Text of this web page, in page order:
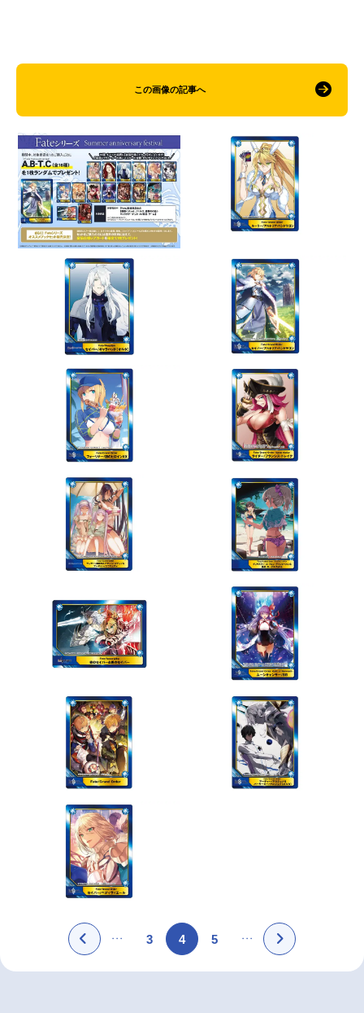
この画像の記事へ
3 4 5